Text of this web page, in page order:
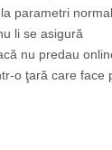
parametri
li se asigură
nu predau
o ţară care face